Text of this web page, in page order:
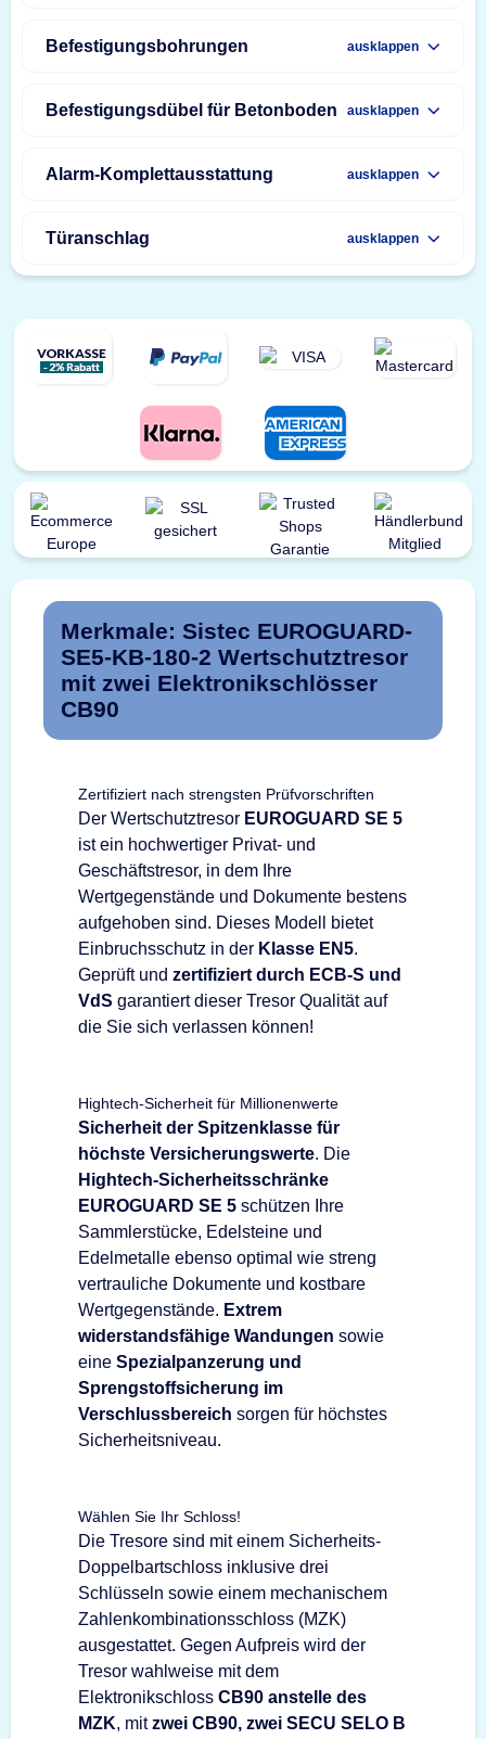
Befestigungsbohrungen ausklappen
Befestigungsdübel für Betonboden ausklappen
Alarm-Komplettausstattung ausklappen
Türanschlag ausklappen
Merkmale: Sistec EUROGUARD-
SE5-KB-180-2 Wertschutztresor
mit zwei Elektronikschlösser
CB90
Zertifiziert nach strengsten Prüfvorschriften
Der Wertschutztresor EUROGUARD SE 5
ist ein hochwertiger Privat- und
Geschäftstresor, in dem Ihre
Wertgegenstände und Dokumente bestens
aufgehoben sind. Dieses Modell bietet
Einbruchsschutz in der Klasse EN5.
Geprüft und zertifiziert durch ECB-S und
VdS garantiert dieser Tresor Qualität auf
die Sie sich verlassen können!
Hightech-Sicherheit für Millionenwerte
Sicherheit der Spitzenklasse für
höchste Versicherungswerte. Die
Hightech-Sicherheitsschränke
EUROGUARD SE 5 schützen Ihre
Sammlerstücke, Edelsteine und
Edelmetalle ebenso optimal wie streng
vertrauliche Dokumente und kostbare
Wertgegenstände. Extrem
widerstandsfähige Wandungen sowie
eine Spezialpanzerung und
Sprengstoffsicherung im
Verschlussbereich sorgen für höchstes
Sicherheitsniveau.
Wählen Sie Ihr Schloss!
Die Tresore sind mit einem Sicherheits-
Doppelbartschloss inklusive drei
Schlüsseln sowie einem mechanischem
Zahlenkombinationsschloss (MZK)
ausgestattet. Gegen Aufpreis wird der
Tresor wahlweise mit dem
Elektronikschloss CB90 anstelle des
MZK, mitzwei CB90, zwei SECU SELO B